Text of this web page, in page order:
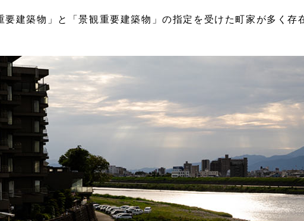
建築物」と「景観重要建築物」の指定を受けた町家が多く存